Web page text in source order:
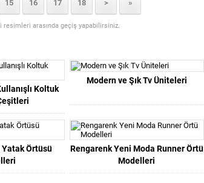
15 16 17 18 > »
resimleri arasında geçiş yapabilirsiniz.
Koltuk
Modern ve Şık Tv Üniteleri
Yatak Örtüsü
Rengarenk Yeni Moda Runner Örtü
Modelleri